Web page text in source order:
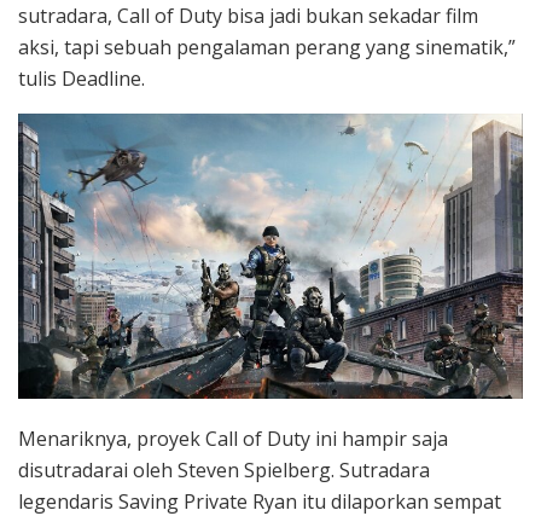
sutradara, Call of Duty bisa jadi bukan sekadar film
aksi, tapi sebuah pengalaman perang yang sinematik,”
tulis Deadline.
Menariknya, proyek Call of Duty ini hampir saja
disutradarai oleh Steven Spielberg. Sutradara
legendaris Saving Private Ryan itu dilaporkan sempat